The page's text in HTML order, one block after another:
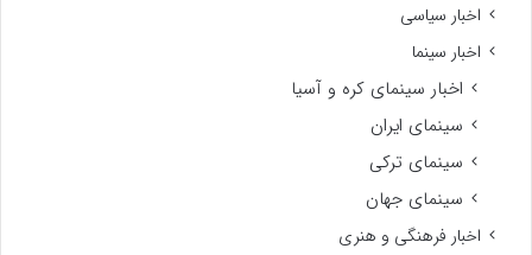
اخبار سیاسی
اخبار سینما
اخبار سینمای کره و آسیا
سینمای ایران
سینمای ترکی
سینمای جهان
اخبار فرهنگی و هنری